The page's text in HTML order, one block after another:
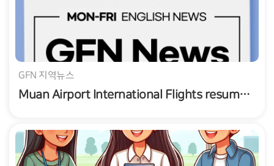
GFN 지역뉴스
Muan Airport International Flights resumed, 8 routes to Vietnam, Japan, and Thailand